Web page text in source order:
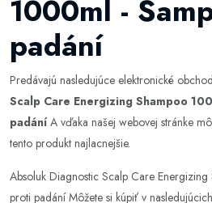
1000ml -
padání
Predávajú nasledujúce elektronické
Scalp Care Energizing Shampoo
padáníA vďaka našej webovej stránke
tento produkt najlacnejšie.
Absoluk Diagnostic Scalp Care
proti padání Môžete si kúpiť v